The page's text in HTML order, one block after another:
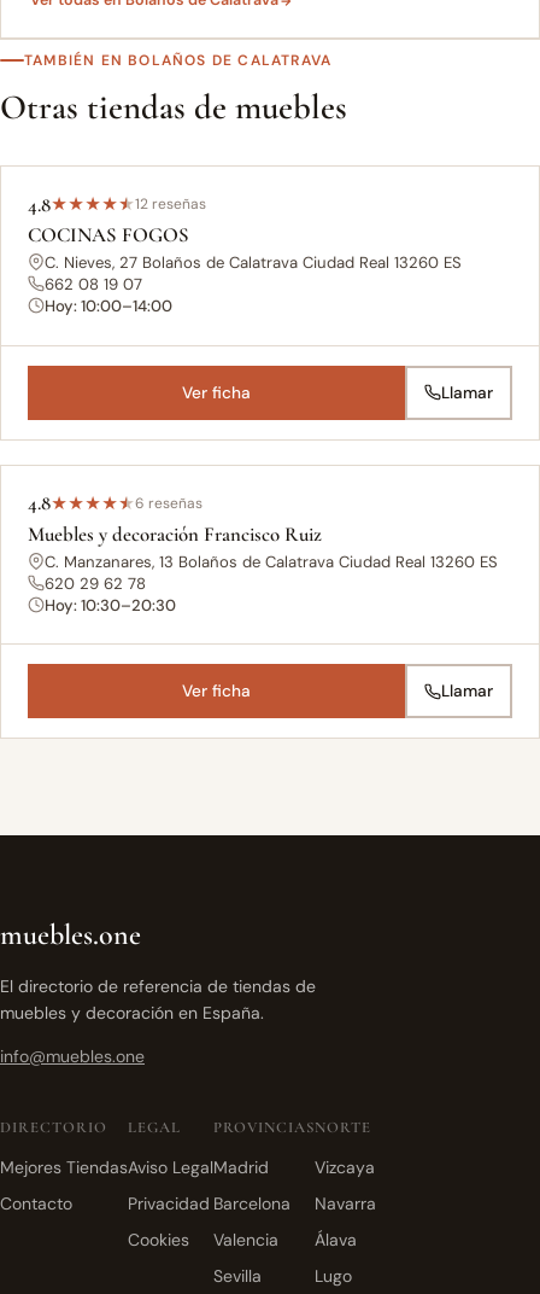
TAMBIÉN EN BOLAÑOS DE CALATRAVA
Otras tiendas de muebles
4.8★★★★★12 reseñas
COCINAS FOGOS
C. Nieves, 27 Bolaños de Calatrava Ciudad Real 13260 ES
662 08 19 07
Hoy: 10:00–14:00
Ver ficha Llamar
4.8★★★★★6 reseñas
Muebles y decoración Francisco Ruiz
C. Manzanares, 13 Bolaños de Calatrava Ciudad Real 13260 ES
620 29 62 78
Hoy: 10:30–20:30
Ver ficha Llamar
muebles.one
El directorio de referencia de tiendas de
muebles y decoración en España.
info@muebles.one
DIRECTORIO
Mejores Tiendas
Contacto
LEGAL
Aviso Legal
Privacidad
Cookies
PROVINCIAS
Madrid
Barcelona
Valencia
Sevilla
NORTE
Vizcaya
Navarra
Álava
Lugo